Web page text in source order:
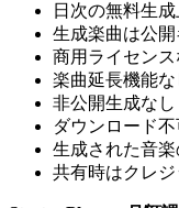
日次の無料生成
生成楽曲は公
商用ライセン
楽曲延長機能な
非公開生成なし
ダウンロード
生成された音楽
共有時はクレジ